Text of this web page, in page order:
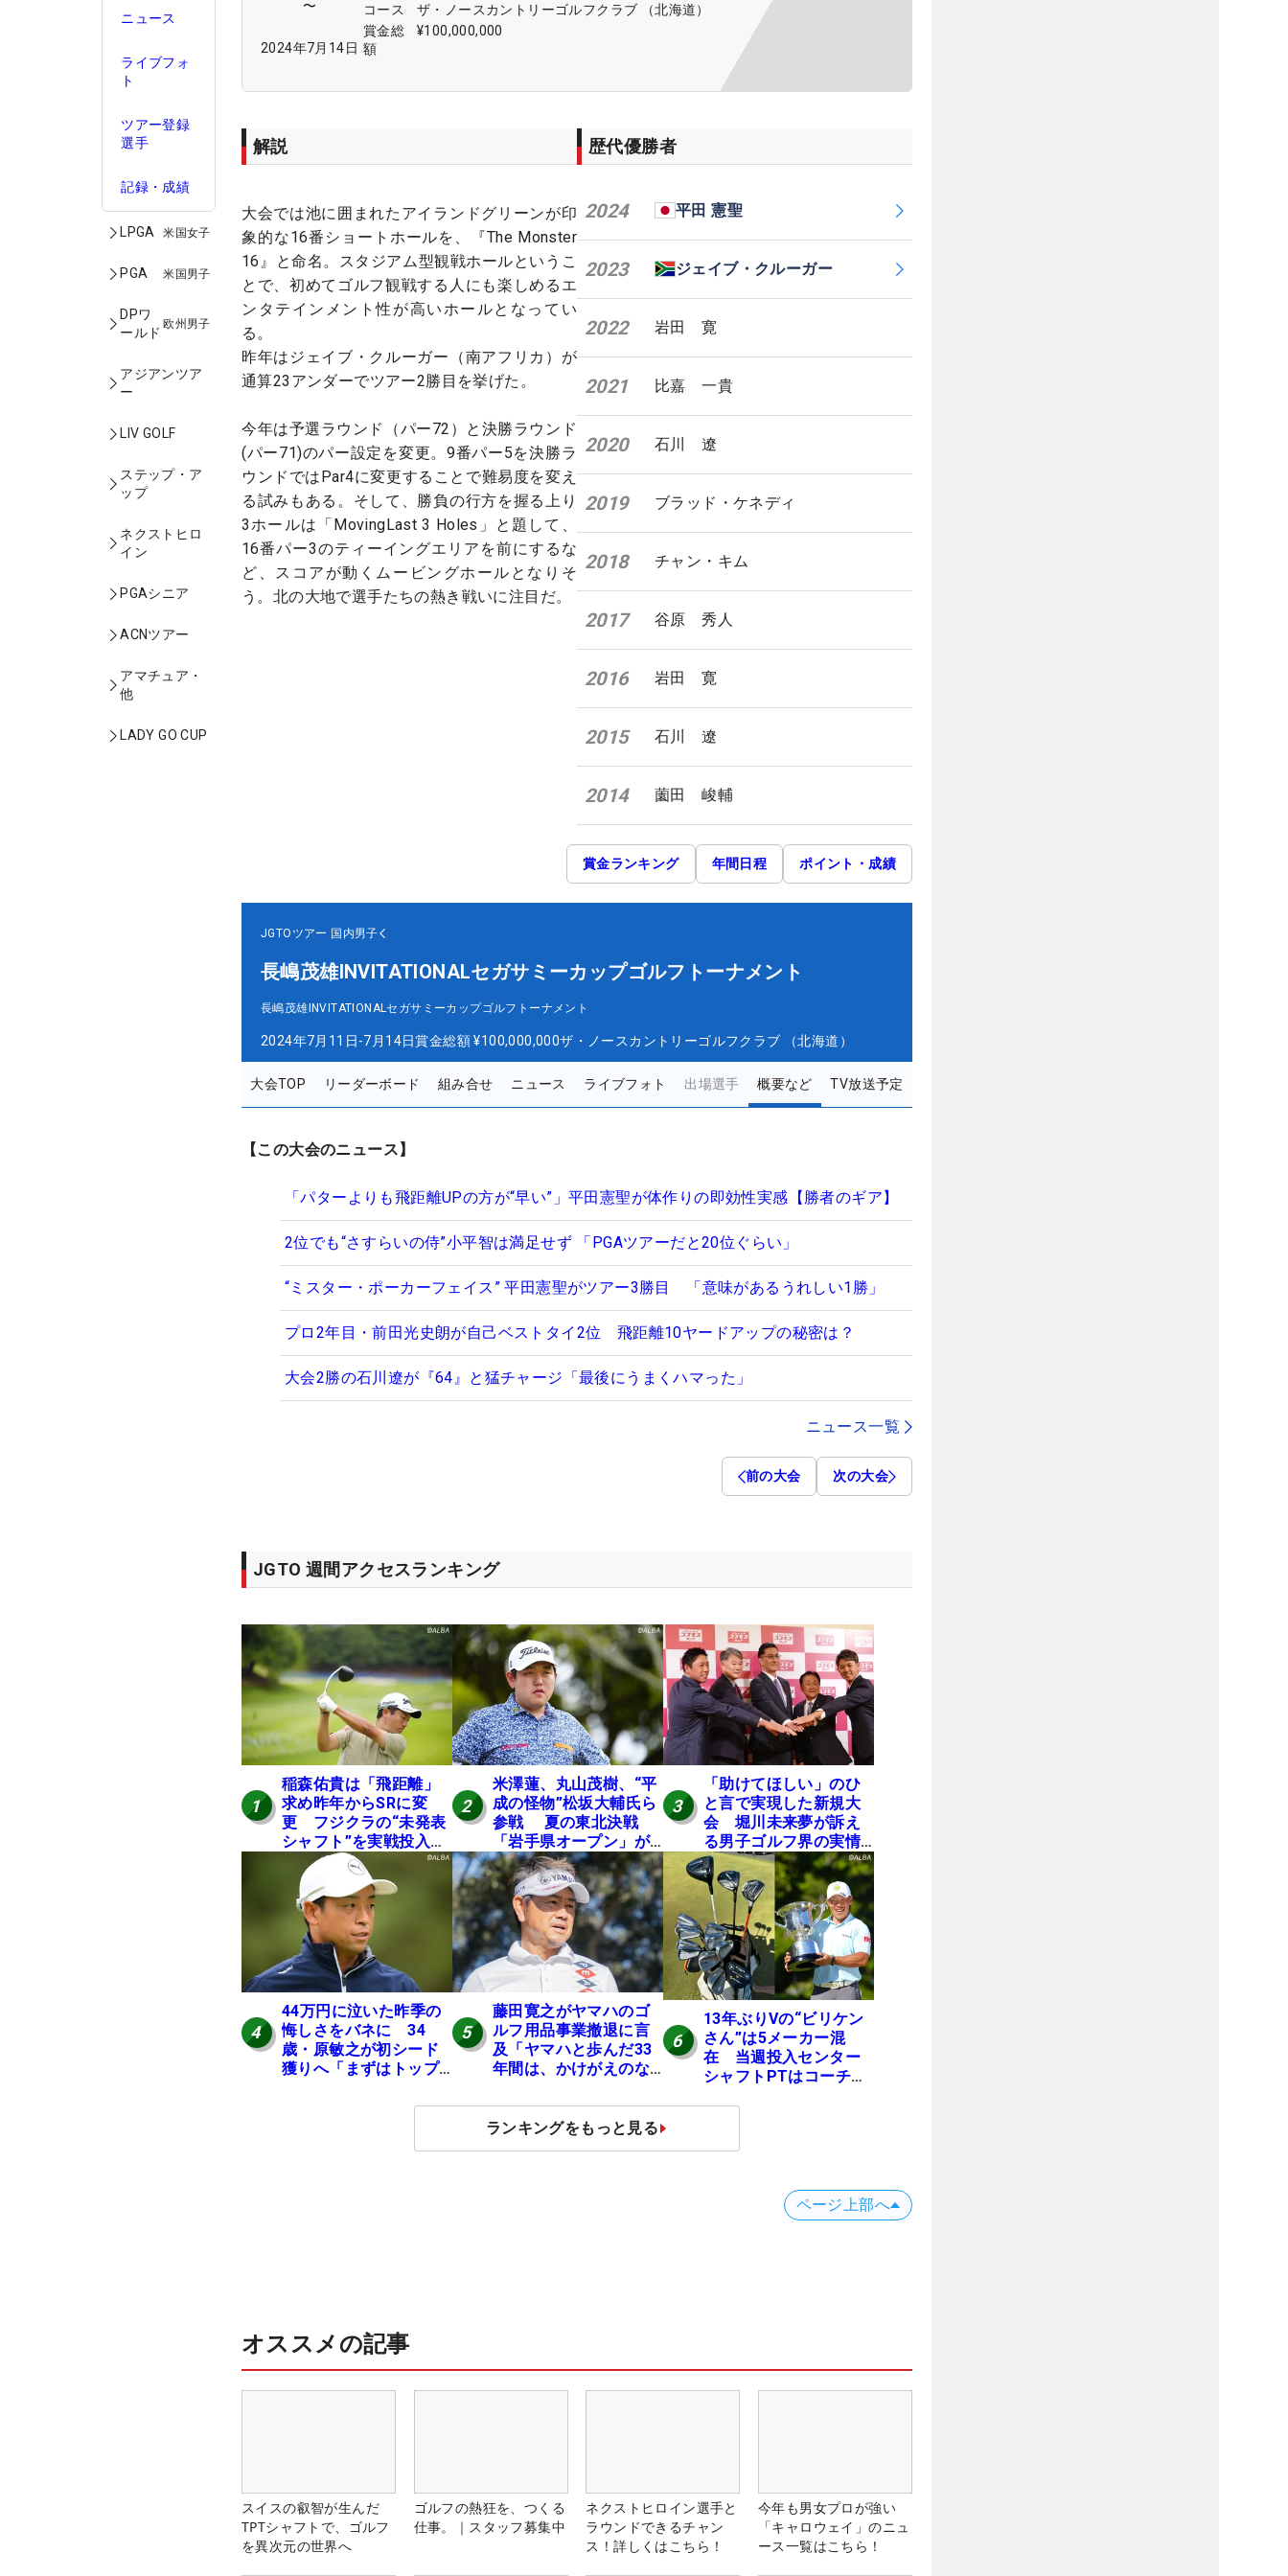
ニュース
ライブフォ
ト
ツアー登録
選手
記録・成績
LPGA 米国女子
PGA 米国男子
DPワ
ールド
欧州男子
アジアンツア
ー
LIV GOLF
ステップ・ア
ップ
ネクストヒロ
イン
PGAシニア
ACNツアー
アマチュア・
他
LADY GO CUP
〜
2024年7月14日
コース
ザ・ノースカントリーゴルフクラブ （北海道）
賞金総
額
¥100,000,000
解説
大会では池に囲まれたアイランドグリーンが印
象的な16番ショートホールを、『The Monster
16』と命名。スタジアム型観戦ホールというこ
とで、初めてゴルフ観戦する人にも楽しめるエ
ンタテインメント性が高いホールとなってい
る。
昨年はジェイブ・クルーガー（南アフリカ）が
通算23アンダーでツアー2勝目を挙げた。
今年は予選ラウンド（パー72）と決勝ラウンド
(パー71)のパー設定を変更。9番パー5を決勝ラ
ウンドではPar4に変更することで難易度を変え
る試みもある。そして、勝負の行方を握る上り
3ホールは「MovingLast 3 Holes」と題して、
16番パー3のティーイングエリアを前にするな
ど、スコアが動くムービングホールとなりそ
う。北の大地で選手たちの熱き戦いに注目だ。
歴代優勝者
2024 平田 憲聖
2023 ジェイブ・クルーガー
2022 岩田 寛
2021 比嘉 一貴
2020 石川 遼
2019 ブラッド・ケネディ
2018 チャン・キム
2017 谷原 秀人
2016 岩田 寛
2015 石川 遼
2014 薗田 峻輔
賞金ランキング 年間日程 ポイント・成績
JGTOツアー 国内男子
長嶋茂雄INVITATIONALセガサミーカップゴルフトーナメント
長嶋茂雄INVITATIONALセガサミーカップゴルフトーナメント
2024年7月11日-7月14日賞金総額 ¥100,000,000ザ・ノースカントリーゴルフクラブ （北海道）
大会TOP リーダーボード 組み合せ ニュース ライブフォト 出場選手 概要など TV放送予定
【この大会のニュース】
「パターよりも飛距離UPの方が“早い”」平田憲聖が体作りの即効性実感【勝者のギア】
2位でも“さすらいの侍”小平智は満足せず 「PGAツアーだと20位ぐらい」
“ミスター・ポーカーフェイス” 平田憲聖がツアー3勝目 「意味があるうれしい1勝」
プロ2年目・前田光史朗が自己ベストタイ2位 飛距離10ヤードアップの秘密は？
大会2勝の石川遼が『64』と猛チャージ「最後にうまくハマった」
ニュース一覧
前の大会 次の大会
JGTO 週間アクセスランキング
1
稲森佑貴は「飛距離」
求め昨年からSRに変
更 フジクラの“未発表
シャフト”を実戦投入し
好感触「つかまえにい
ける」【男子ツアーの
ヒトネタ！】
2
米澤蓮、丸山茂樹、“平
成の怪物”松坂大輔氏ら
参戦 夏の東北決戦
「岩手県オープン」が8
日開幕
3
「助けてほしい」のひ
と言で実現した新規大
会 堀川未来夢が訴え
る男子ゴルフ界の実情
と開催の舞台裏
4
44万円に泣いた昨季の
悔しさをバネに 34
歳・原敏之が初シード
獲りへ「まずはトップ
5
藤田寛之がヤマハのゴ
ルフ用品事業撤退に言
及「ヤマハと歩んだ33
年間は、かけがえのな
6
13年ぶりVの“ビリケン
さん”は5メーカー混
在 当週投入センター
シャフトPTはコーチの
ランキングをもっと見る
ページ上部へ
オススメの記事
スイスの叡智が生んだ
TPTシャフトで、ゴルフ
を異次元の世界へ
ゴルフの熱狂を、つくる
仕事。｜スタッフ募集中
ネクストヒロイン選手と
ラウンドできるチャン
ス！詳しくはこちら！
今年も男女プロが強い
「キャロウェイ」のニュ
ース一覧はこちら！